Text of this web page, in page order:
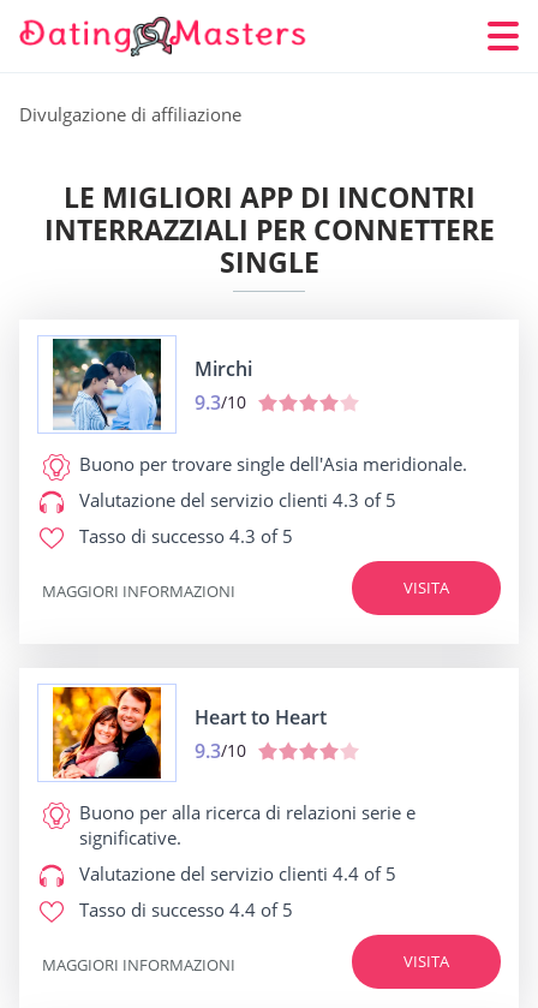
Divulgazione di affiliazione
LE MIGLIORI APP DI INCONTRI
INTERRAZZIALI PER CONNETTERE
SINGLE
Mirchi
9.3/10
Buono per trovare single dell'Asia meridionale.
Valutazione del servizio clienti 4.3 of 5
Tasso di successo 4.3 of 5
VISITA
MAGGIORI INFORMAZIONI
Heart to Heart
9.3/10
Buono per alla ricerca di relazioni serie e
significative.
Valutazione del servizio clienti 4.4 of 5
Tasso di successo 4.4 of 5
VISITA
MAGGIORI INFORMAZIONI